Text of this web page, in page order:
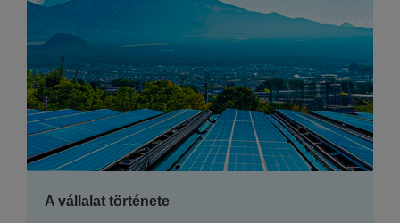
A vállalat története